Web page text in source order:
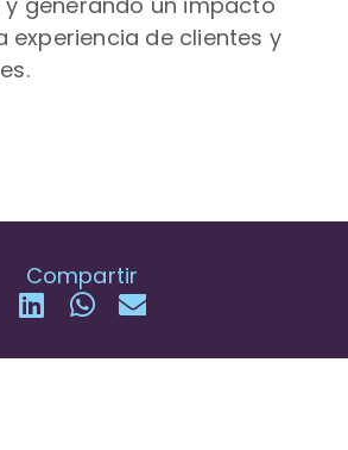
experiencia de clientes y
Compartir